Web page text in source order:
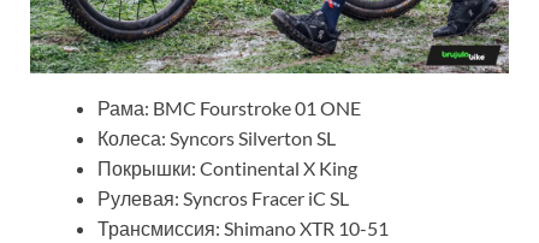
Рама: BMC Fourstroke 01 ONE
Колеса: Syncors Silverton SL
Покрышки: Continental X King
Рулевая: Syncros Fracer iC SL
Трансмиссия: Shimano XTR 10-51